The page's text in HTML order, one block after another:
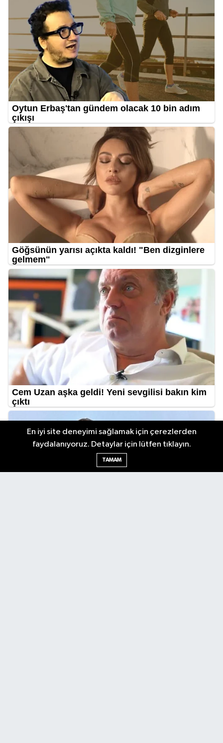
En iyi site deneyimi sağlamak için çerezlerden
faydalanıyoruz. Detaylar için lütfen tıklayın.
TAMAM